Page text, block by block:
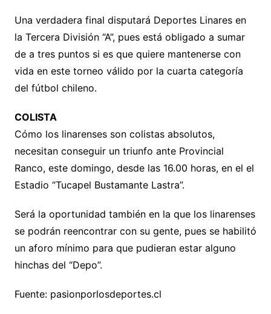
Una verdadera final disputará Deportes Linares en
la Tercera División “A”, pues está obligado a sumar
de a tres puntos si es que quiere mantenerse con
vida en este torneo válido por la cuarta categoría
del fútbol chileno.
COLISTA
Cómo los linarenses son colistas absolutos,
necesitan conseguir un triunfo ante Provincial
Ranco, este domingo, desde las 16.00 horas, en el el
Estadio “Tucapel Bustamante Lastra”.
Será la oportunidad también en la que los linarenses
se podrán reencontrar con su gente, pues se habilitó
un aforo mínimo para que pudieran estar alguno
hinchas del “Depo”.
Fuente: pasionporlosdeportes.cl